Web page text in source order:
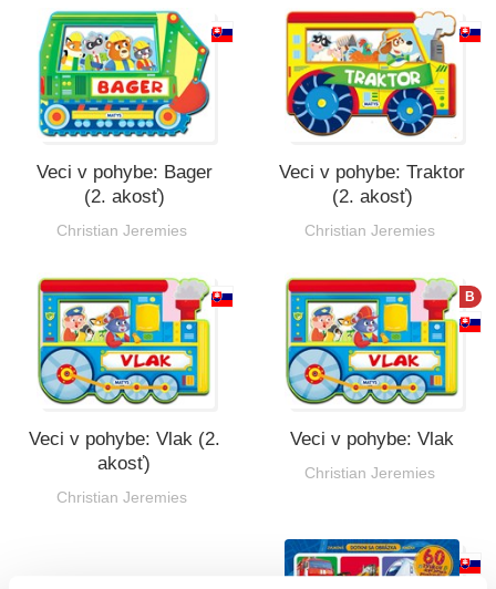
Veci v pohybe: Bager
(2. akosť)
Christian Jeremies
Veci v pohybe: Traktor
(2. akosť)
Christian Jeremies
Veci v pohybe: Vlak (2.
akosť)
Christian Jeremies
B
Veci v pohybe: Vlak
Christian Jeremies